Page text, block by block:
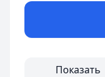
Показать